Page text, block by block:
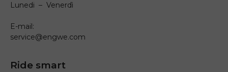
Lunedi – Venerdì
E-mail:
service@engwe.com
Ride smart